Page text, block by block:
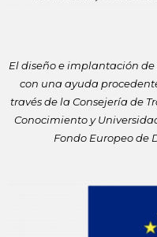
El diseño e implantación
con una ayuda
través de laConsejería de
Conocimiento y
Fondo Europeo de